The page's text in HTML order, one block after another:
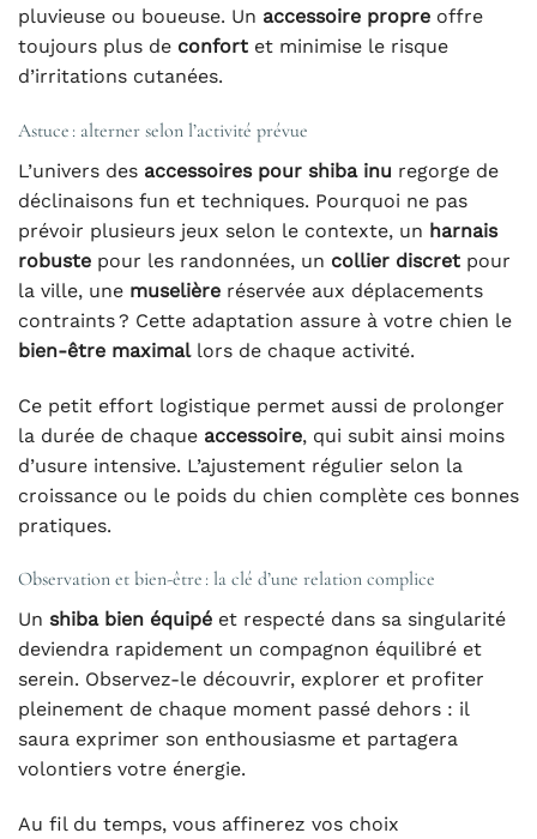
pluvieuse ou boueuse. Un accessoire propre offre
toujours plus de confort et minimise le risque
d’irritations cutanées.
Astuce : alterner selon l’activité prévue
L’univers des accessoires pour shiba inu regorge de
déclinaisons fun et techniques. Pourquoi ne pas
prévoir plusieurs jeux selon le contexte, un harnais
robuste pour les randonnées, un collier discret pour
la ville, une muselière réservée aux déplacements
contraints ? Cette adaptation assure à votre chien le
bien-être maximallors de chaque activité.
Ce petit effort logistique permet aussi de prolonger
la durée de chaque accessoire, qui subit ainsi moins
d’usure intensive. L’ajustement régulier selon la
croissance ou le poids du chien complète ces bonnes
pratiques.
Observation et bien-être : la clé d’une relation complice
Un shiba bien équipé et respecté dans sa singularité
deviendra rapidement un compagnon équilibré et
serein. Observez-le découvrir, explorer et profiter
pleinement de chaque moment passé dehors : il
saura exprimer son enthousiasme et partagera
volontiers votre énergie.
Au fil du temps, vous affinerez vos choix